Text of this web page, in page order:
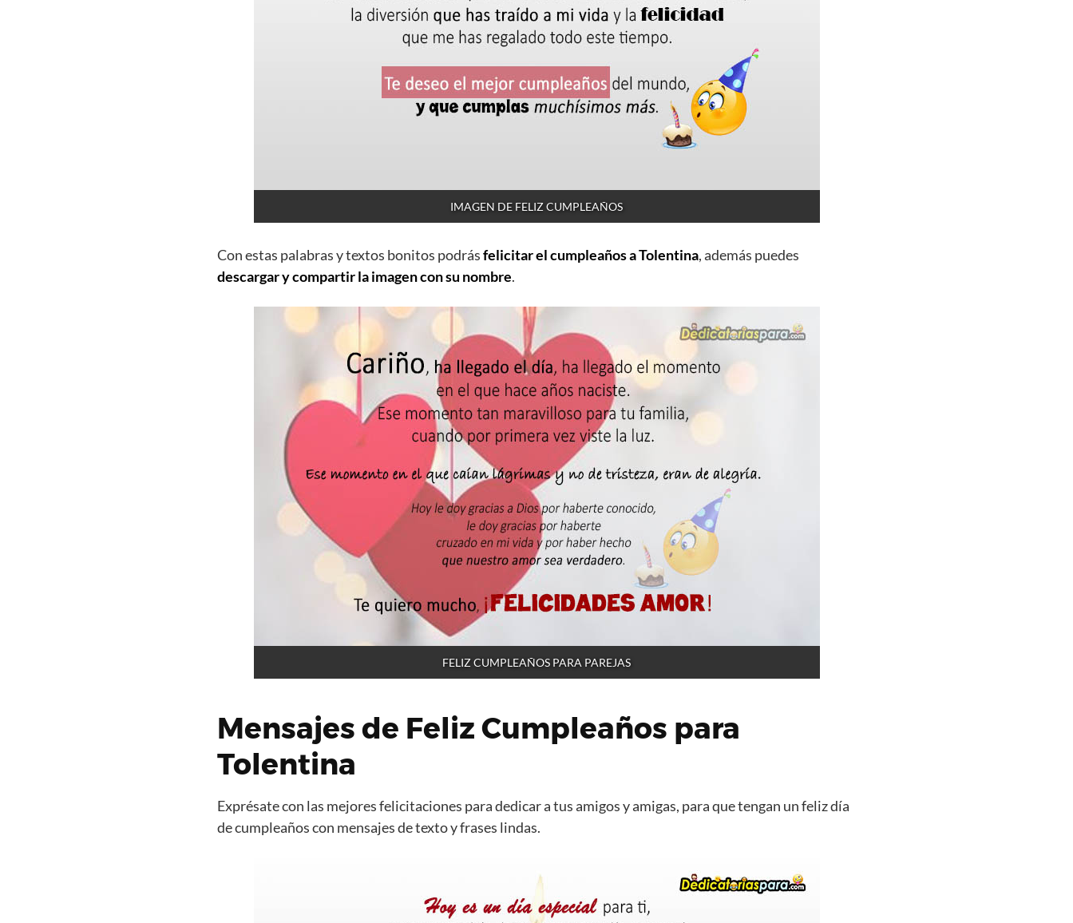
IMAGEN DE FELIZ CUMPLEAÑOS
Con estas palabras y textos bonitos podrásfelicitar el cumpleaños a Tolentina, además puedes
descargar y compartir la imagen con su nombre.
FELIZ CUMPLEAÑOS PARA PAREJAS
Mensajes de Feliz Cumpleaños para
Tolentina
Exprésate con las mejores felicitaciones para dedicar a tus amigos y amigas, para que tengan un feliz día
de cumpleaños con mensajes de texto y frases lindas.